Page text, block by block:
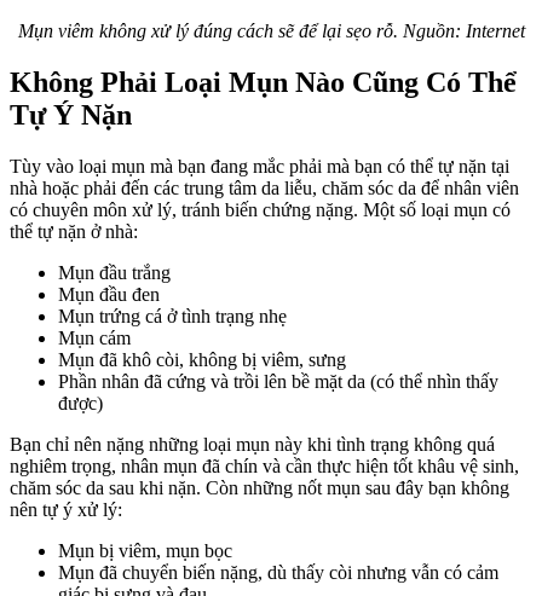
Mụn viêm không xử lý đúng cách sẽ để lại sẹo rỗ. Nguồn: Internet
Không Phải Loại Mụn Nào Cũng Có Thể
Tự Ý Nặn
Tùy vào loại mụn mà bạn đang mắc phải mà bạn có thể tự nặn tại
nhà hoặc phải đến các trung tâm da liễu, chăm sóc da để nhân viên
có chuyên môn xử lý, tránh biến chứng nặng. Một số loại mụn có
thể tự nặn ở nhà:
Mụn đầu trắng
Mụn đầu đen
Mụn trứng cá ở tình trạng nhẹ
Mụn cám
Mụn đã khô còi, không bị viêm, sưng
Phần nhân đã cứng và trồi lên bề mặt da (có thể nhìn thấy
được)
Bạn chỉ nên nặng những loại mụn này khi tình trạng không quá
nghiêm trọng, nhân mụn đã chín và cần thực hiện tốt khâu vệ sinh,
chăm sóc da sau khi nặn. Còn những nốt mụn sau đây bạn không
nên tự ý xử lý:
Mụn bị viêm, mụn bọc
Mụn đã chuyển biến nặng, dù thấy còi nhưng vẫn có cảm